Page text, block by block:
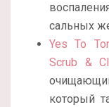
сальных
Yes To
Scrub &
который